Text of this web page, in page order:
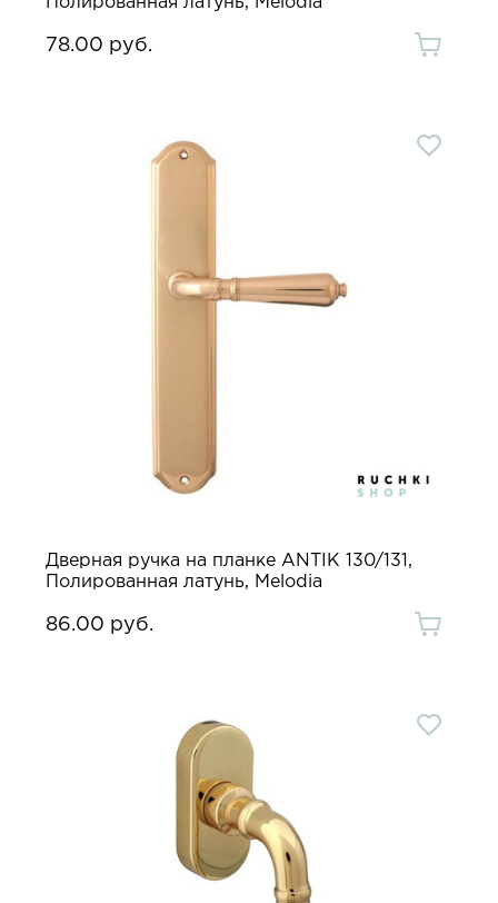
78.00 руб.
Дверная ручка на планке ANTIK 130/131,
Полированная латунь, Melodia
86.00 руб.